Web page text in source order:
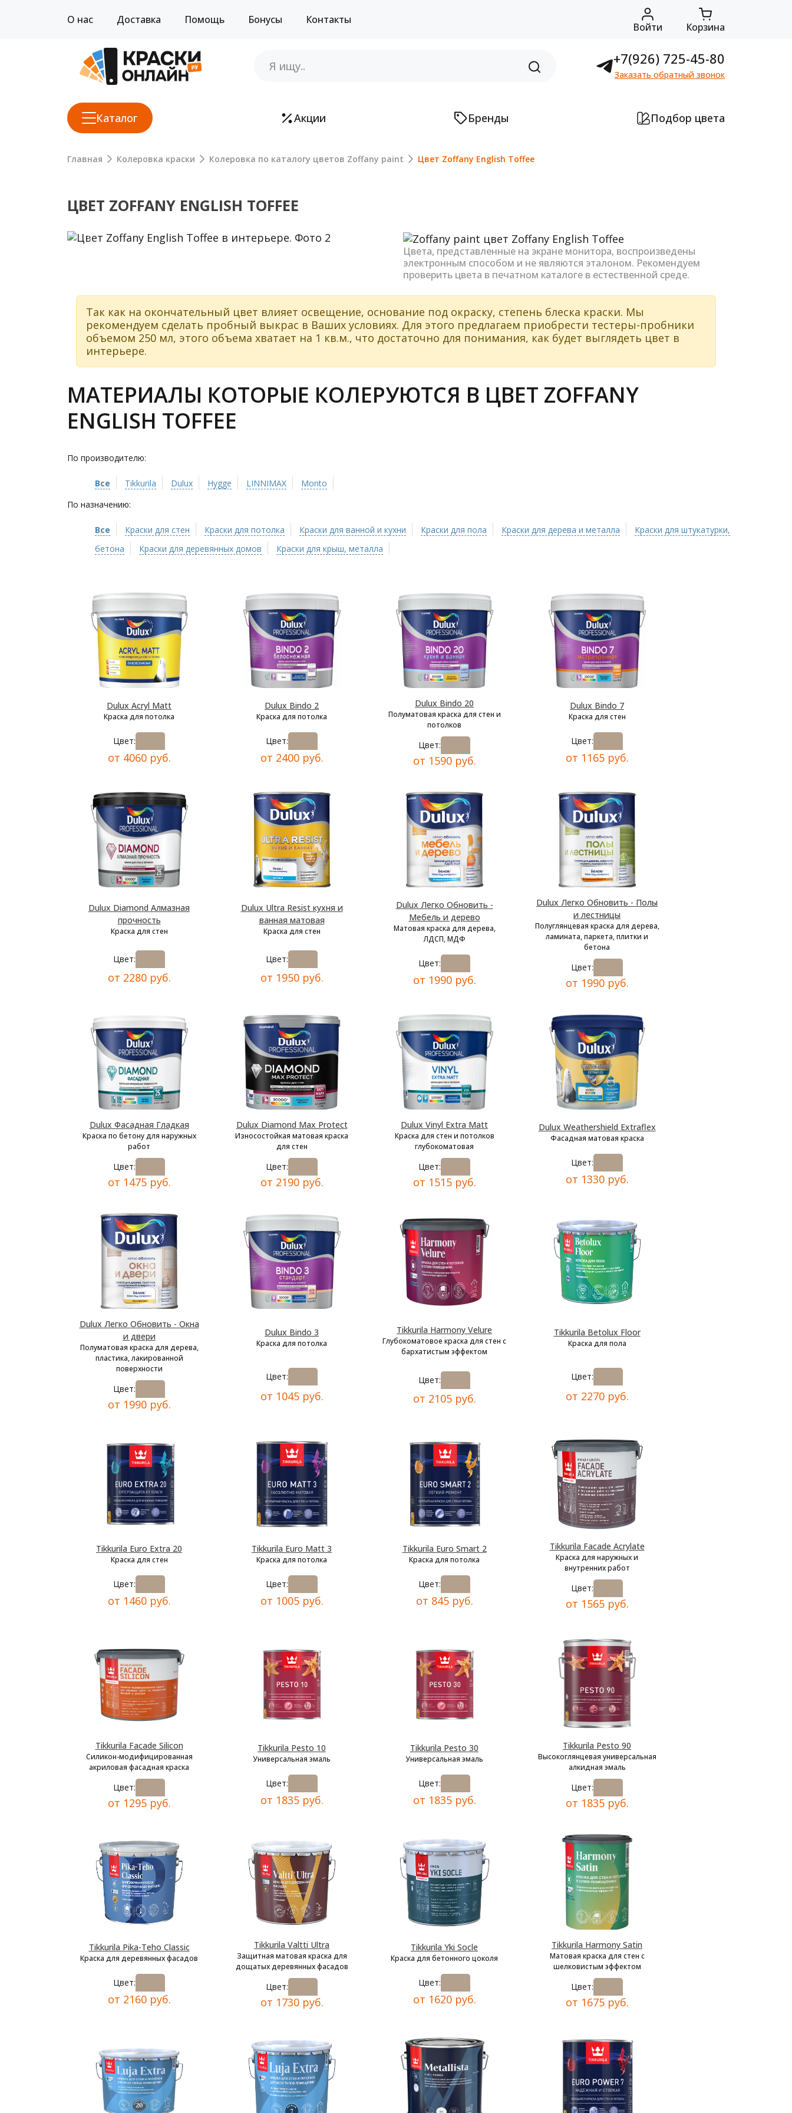
О нас Доставка Помощь Бонусы Контакты
Войти Корзина
+7(926) 725-45-80
Заказать обратный звонок
Каталог Акции Бренды Подбор цвета
Главная Колеровка краски Колеровка по каталогу цветов Zoffany paint Цвет Zoffany English Toffee
ЦВЕТ ZOFFANY ENGLISH TOFFEE
Previous
Цвета, представленные на экране монитора, воспроизведены
электронным способом и не являются эталоном. Рекомендуем
проверить цвета в печатном каталоге в естественной среде.
Так как на окончательный цвет влияет освещение, основание под окраску, степень блеска краски. Мы
рекомендуем сделать пробный выкрас в Ваших условиях. Для этого предлагаем приобрести тестеры-пробники
объемом 250 мл, этого объема хватает на 1 кв.м., что достаточно для понимания, как будет выглядеть цвет в
интерьере.
МАТЕРИАЛЫ КОТОРЫЕ КОЛЕРУЮТСЯ В ЦВЕТ ZOFFANY
ENGLISH TOFFEE
По производителю:
Все Tikkurila Dulux Hygge LINNIMAX
Monto
По назначению:
Все Краски для стен Краски для потолка Краски для ванной и кухни Краски для пола Краски для дерева и металла
Краски для штукатурки,
бетона
Краски для деревянных домов Краски для крыш, металла
Dulux Acryl Matt
Краска для потолка
Цвет:
от 4060 руб.
Dulux Bindo 2
Краска для потолка
Цвет:
от 2400 руб.
Dulux Bindo 20
Полуматовая краска для стен и
потолков
Цвет:
от 1590 руб.
Dulux Bindo 7
Краска для стен
Цвет:
от 1165 руб.
Dulux Diamond Алмазная
прочность
Краска для стен
Цвет:
от 2280 руб.
Dulux Ultra Resist кухня и
ванная матовая
Краска для стен
Цвет:
от 1950 руб.
Dulux Легко Обновить -
Мебель и дерево
Матовая краска для дерева,
ЛДСП, МДФ
Цвет:
от 1990 руб.
Dulux Легко Обновить - Полы
и лестницы
Полуглянцевая краска для дерева,
ламината, паркета, плитки и
бетона
Цвет:
от 1990 руб.
Dulux Фасадная Гладкая
Краска по бетону для наружных
работ
Цвет:
от 1475 руб.
Dulux Diamond Max Protect
Износостойкая матовая краска
для стен
Цвет:
от 2190 руб.
Dulux Vinyl Extra Matt
Краска для стен и потолков
глубокоматовая
Цвет:
от 1515 руб.
Dulux Weathershield Extraflex
Фасадная матовая краска
Цвет:
от 1330 руб.
Dulux Легко Обновить - Окна
и двери
Полуматовая краска для дерева,
пластика, лакированной
поверхности
Цвет:
от 1990 руб.
Dulux Bindo 3
Краска для потолка
Цвет:
от 1045 руб.
Tikkurila Harmony Velure
Глубокоматовое краска для стен с
бархатистым эффектом
Цвет:
от 2105 руб.
Tikkurila Betolux Floor
Краска для пола
Цвет:
от 2270 руб.
Tikkurila Euro Extra 20
Краска для стен
Цвет:
от 1460 руб.
Tikkurila Euro Matt 3
Краска для потолка
Цвет:
от 1005 руб.
Tikkurila Euro Smart 2
Краска для потолка
Цвет:
от 845 руб.
Tikkurila Facade Acrylate
Краска для наружных и
внутренних работ
Цвет:
от 1565 руб.
Tikkurila Facade Silicon
Силикон-модифицированная
акриловая фасадная краска
Цвет:
от 1295 руб.
Tikkurila Pesto 10
Универсальная эмаль
Цвет:
от 1835 руб.
Tikkurila Pesto 30
Универсальная эмаль
Цвет:
от 1835 руб.
Tikkurila Pesto 90
Высокоглянцевая универсальная
алкидная эмаль
Цвет:
от 1835 руб.
Tikkurila Pika-Teho Classic
Краска для деревянных фасадов
Цвет:
от 2160 руб.
Tikkurila Valtti Ultra
Защитная матовая краска для
дощатых деревянных фасадов
Цвет:
от 1730 руб.
Tikkurila Yki Socle
Краска для бетонного цоколя
Цвет:
от 1620 руб.
Tikkurila Harmony Satin
Матовая краска для стен с
шелковистым эффектом
Цвет:
от 1675 руб.